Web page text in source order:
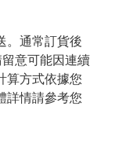
。通常訂貨後
意可能因連續
算方式依據您
詳情請參考您